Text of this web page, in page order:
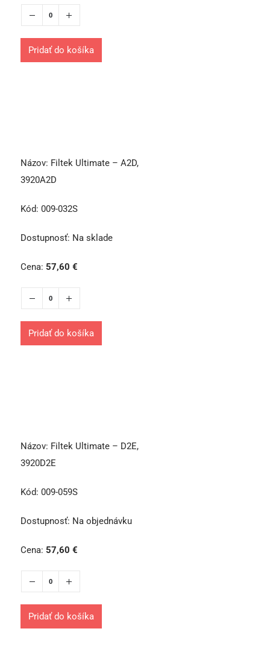
Pridať do košíka
Názov: Filtek Ultimate – A2D,
3920A2D
Kód: 009-032S
Dostupnosť: Na sklade
Cena: 57,60 €
Pridať do košíka
Názov: Filtek Ultimate – D2E,
3920D2E
Kód: 009-059S
Dostupnosť: Na objednávku
Cena: 57,60 €
Pridať do košíka